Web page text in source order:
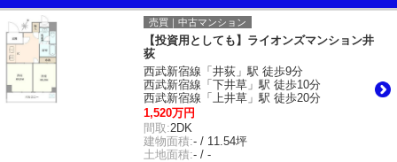
売買｜中古マンション
【投資用としても】ライオンズマンション井
荻
西武新宿線「井荻」駅 徒歩9分
西武新宿線「下井草」駅 徒歩10分
西武新宿線「上井草」駅 徒歩20分
1,520万円
間取:2DK
建物面積:- / 11.54坪
土地面積:- / -